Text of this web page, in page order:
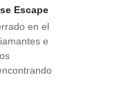
Escape
en el
e